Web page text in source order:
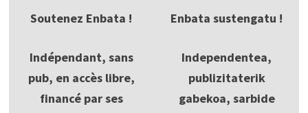
Soutenez Enbata !
Indépendant, sans
pub, en accès libre,
financé par ses
Enbata sustengatu !
Independentea,
publizitaterik
gabekoa, sarbide